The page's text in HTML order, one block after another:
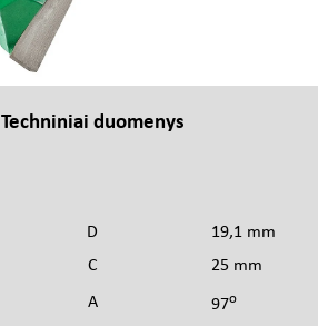
Techniniai duomenys
D
19,1 mm
C
25 mm
A
97o